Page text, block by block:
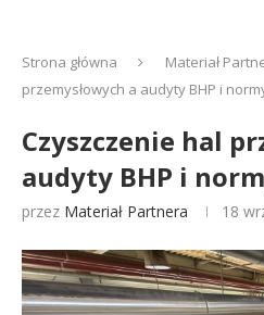
Strona główna Materiał
przemysłowych a audyty BHP i
Czyszczenie hal
audyty BHP i
przez Materiał Partnera 18